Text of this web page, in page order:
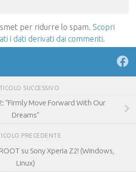
per ridurre lo spam. Scopri
i dati derivati dai commenti
SUCCESSIVO
“Firmly Move Forward With Our
Dreams”
PRECEDENTE
su Sony Xperia Z2! (Windows,
Linux)